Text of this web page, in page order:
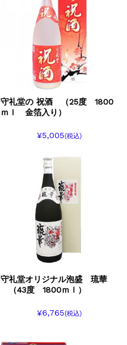
守礼堂の 祝酒 （25度 1800
ｍｌ 金箔入り）
¥5,005(税込)
守礼堂オリジナル泡盛 琉華
（43度 1800ｍｌ）
¥6,765(税込)